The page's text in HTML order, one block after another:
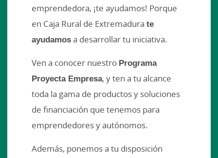
emprendedora, ¡te ayudamos! Porque
en Caja Rural de Extremadura te
ayudamosa desarrollar tu iniciativa.
Ven a conocer nuestro Programa
Proyecta Empresa, y ten a tu alcance
toda la gama de productos y soluciones
de financiación que tenemos para
emprendedores y autónomos.
Además, ponemos a tu disposición